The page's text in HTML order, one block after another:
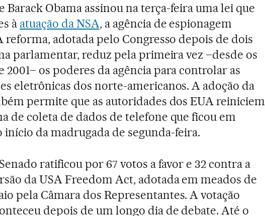
Barack Obama assinou na terça-feira uma lei que
à atuação da NSA, a agência de espionagem
reforma, adotada pelo Congresso depois de dois
parlamentar, reduz pela primeira vez –desde os
2001– os poderes da agência para controlar as
eletrônicas dos norte-americanos. A adoção da
permite que as autoridades dos EUA reiniciem
de coleta de dados de telefone que ficou em
início da madrugada de segunda-feira.
ratificou por 67 votos a favor e 32 contra a
da USA Freedom Act, adotada em meados de
pela Câmara dos Representantes. A votação
depois de um longo dia de debate. Até o